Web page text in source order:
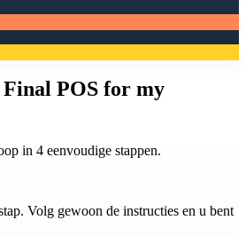
POS for my
in 4 eenvoudige stappen.
Volg gewoon de instructies en u bent